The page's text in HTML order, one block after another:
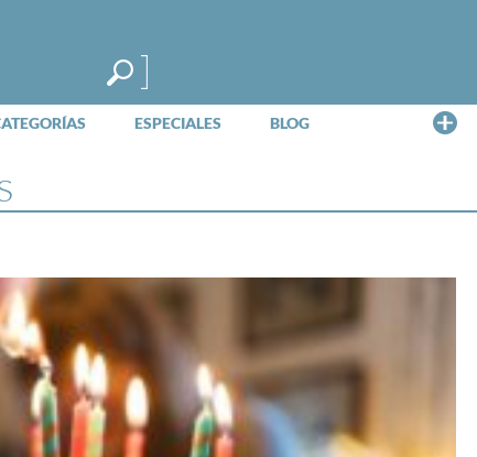
ESPECIALES BLOG